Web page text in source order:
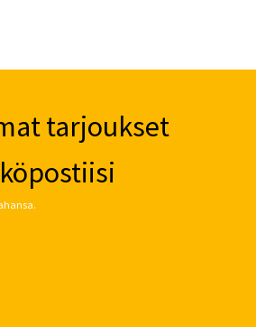
tarjoukset